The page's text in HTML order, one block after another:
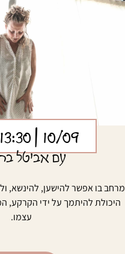
10/09
| 9:30-13:30
עם אביטל
מרחב בו אפשר להישען, להינשא,
היכולת להיתמך על ידי הקרקע,
עצמו.